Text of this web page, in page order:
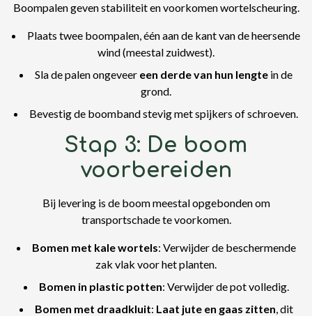
Boompalen geven stabiliteit en voorkomen wortelscheuring.
Plaats twee boompalen, één aan de kant van de heersende
wind (meestal zuidwest).
Sla de palen ongeveer een derde van hun lengte in de
grond.
Bevestig de boomband stevig met spijkers of schroeven.
Stap 3: De boom
voorbereiden
Bij levering is de boom meestal opgebonden om
transportschade te voorkomen.
Bomen met kale wortels: Verwijder de beschermende
zak vlak voor het planten.
Bomen in plastic potten: Verwijder de pot volledig.
Bomen met draadkluit: Laat jute en gaas zitten, dit